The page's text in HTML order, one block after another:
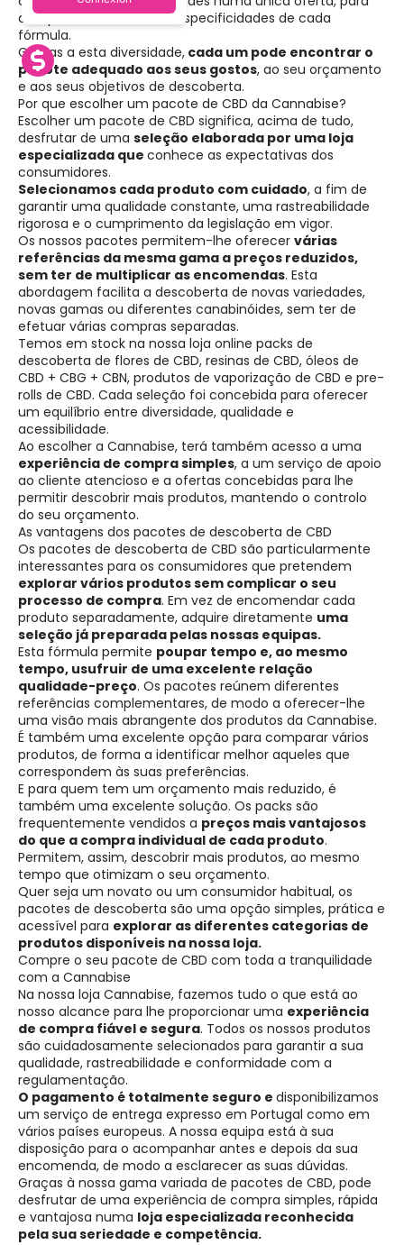
compreender melhor as especificidades de cada
fórmula.
Graças a esta diversidade, cada um pode encontrar o
pacote adequado aos seus gostos, ao seu orçamento
e aos seus objetivos de descoberta.
Por que escolher um pacote de CBD da Cannabise?
Escolher um pacote de CBD significa, acima de tudo,
desfrutar de uma seleção elaborada por uma loja
especializada que conhece as expectativas dos
consumidores.
Selecionamos cada produto com cuidado, a fim de
garantir uma qualidade constante, uma rastreabilidade
rigorosa e o cumprimento da legislação em vigor.
Os nossos pacotes permitem-lhe oferecer várias
referências da mesma gama a preços reduzidos,
sem ter de multiplicar as encomendas. Esta
abordagem facilita a descoberta de novas variedades,
novas gamas ou diferentes canabinóides, sem ter de
efetuar várias compras separadas.
Temos em stock na nossa loja online packs de
descoberta de flores de CBD, resinas de CBD, óleos de
CBD + CBG + CBN, produtos de vaporização de CBD e pre-
rolls de CBD. Cada seleção foi concebida para oferecer
um equilíbrio entre diversidade, qualidade e
acessibilidade.
Ao escolher a Cannabise, terá também acesso a uma
experiência de compra simples, a um serviço de apoio
ao cliente atencioso e a ofertas concebidas para lhe
permitir descobrir mais produtos, mantendo o controlo
do seu orçamento.
As vantagens dos pacotes de descoberta de CBD
Os pacotes de descoberta de CBD são particularmente
interessantes para os consumidores que pretendem
explorar vários produtos sem complicar o seu
processo de compra. Em vez de encomendar cada
produto separadamente, adquire diretamente uma
seleção já preparada pelas nossas equipas.
Esta fórmula permite poupar tempo e, ao mesmo
tempo, usufruir de uma excelente relação
qualidade-preço. Os pacotes reúnem diferentes
referências complementares, de modo a oferecer-lhe
uma visão mais abrangente dos produtos da Cannabise.
É também uma excelente opção para comparar vários
produtos, de forma a identificar melhor aqueles que
correspondem às suas preferências.
E para quem tem um orçamento mais reduzido, é
também uma excelente solução. Os packs são
frequentemente vendidos a preços mais vantajosos
do que a compra individual de cada produto.
Permitem, assim, descobrir mais produtos, ao mesmo
tempo que otimizam o seu orçamento.
Quer seja um novato ou um consumidor habitual, os
pacotes de descoberta são uma opção simples, prática e
acessível para explorar as diferentes categorias de
produtos disponíveis na nossa loja.
Compre o seu pacote de CBD com toda a tranquilidade
com a Cannabise
Na nossa loja Cannabise, fazemos tudo o que está ao
nosso alcance para lhe proporcionar uma experiência
de compra fiável e segura. Todos os nossos produtos
são cuidadosamente selecionados para garantir a sua
qualidade, rastreabilidade e conformidade com a
regulamentação.
O pagamento é totalmente seguro e disponibilizamos
um serviço de entrega expresso em Portugal como em
vários países europeus. A nossa equipa está à sua
disposição para o acompanhar antes e depois da sua
encomenda, de modo a esclarecer as suas dúvidas.
Graças à nossa gama variada de pacotes de CBD, pode
desfrutar de uma experiência de compra simples, rápida
e vantajosa numa loja especializada reconhecida
pela sua seriedade e competência.